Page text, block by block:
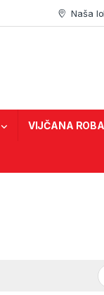
Naša
VIJČANA ROBA